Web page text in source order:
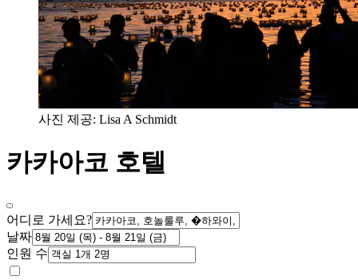
사진 제공: Lisa A Schmidt
카카아코 호텔
어디로 가세요?
날짜
인원 수